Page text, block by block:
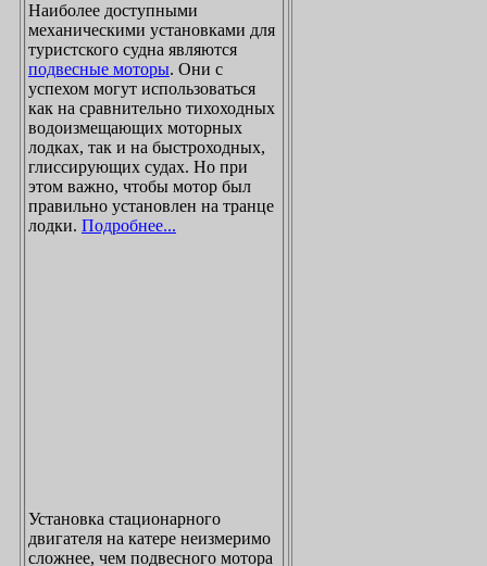
Наиболее доступными
механическими установками для
туристского судна являются
подвесные моторы. Они с
успехом могут использоваться
как на сравнительно тихоходных
водоизмещающих моторных
лодках, так и на быстроходных,
глиссирующих судах. Но при
этом важно, чтобы мотор был
правильно установлен на транце
лодки. Подробнее...
Установка стационарного
двигателя на катере неизмеримо
сложнее, чем подвесного мотора